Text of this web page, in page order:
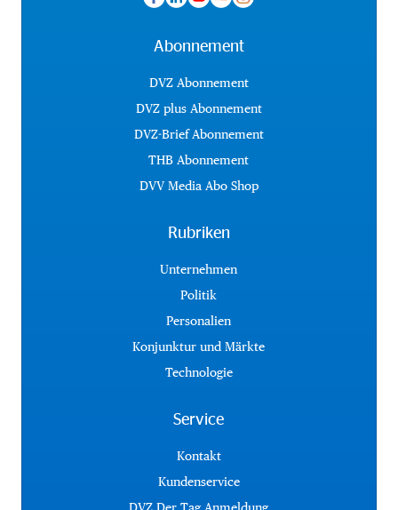
Abonnement
DVZ Abonnement
DVZ plus Abonnement
DVZ-Brief Abonnement
THB Abonnement
DVV Media Abo Shop
Rubriken
Unternehmen
Politik
Personalien
Konjunktur und Märkte
Technologie
Service
Kontakt
Kundenservice